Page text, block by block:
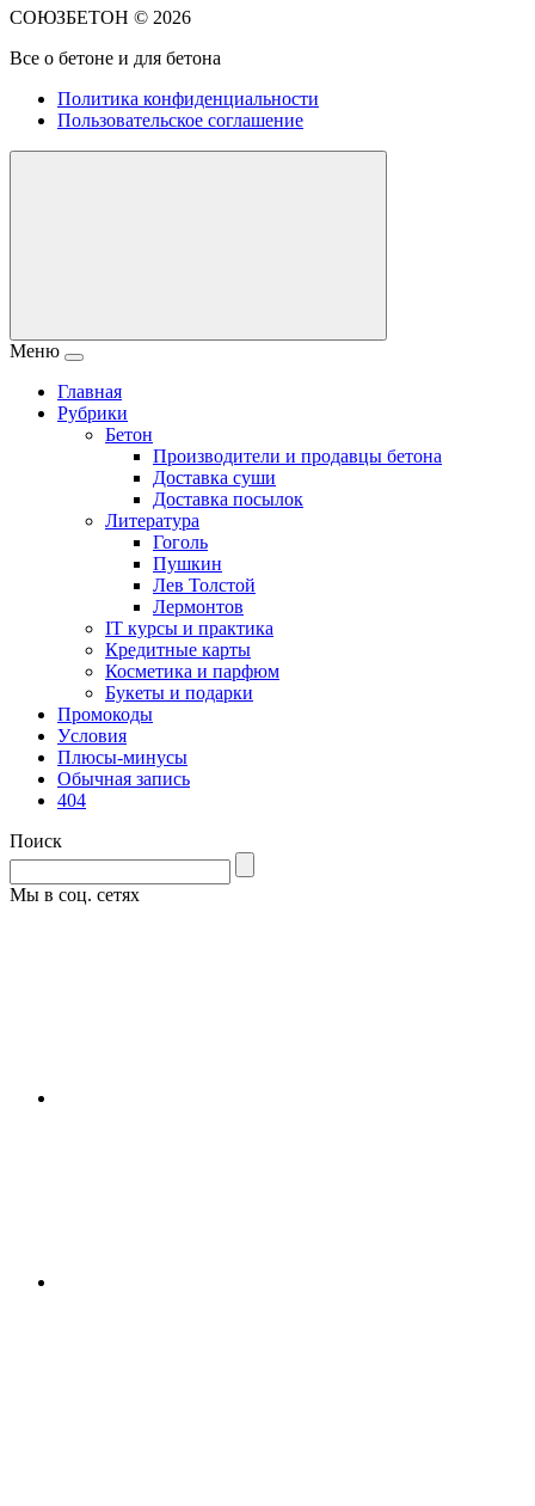
СОЮЗБЕТОН © 2026
Все о бетоне и для бетона
Политика конфиденциальности
Пользовательское соглашение
Меню
Главная
Рубрики
Бетон
Производители и продавцы бетона
Доставка суши
Доставка посылок
Литература
Гоголь
Пушкин
Лев Толстой
Лермонтов
IT курсы и практика
Кредитные карты
Косметика и парфюм
Букеты и подарки
Промокоды
Уcловия
Плюсы-минусы
Обычная запись
404
Поиск
Мы в соц. сетях